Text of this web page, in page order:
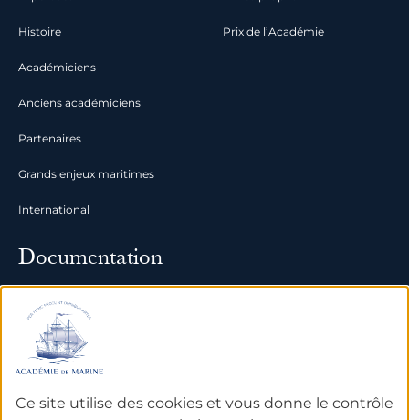
Ce site utilise des cookies et vous donne le contrôle
Histoire
Académiciens
Anciens académiciens
Partenaires
Grands enjeux maritimes
International
Prix de l’Académie
Documentation
Archives
Bibliothèque et bases de
données